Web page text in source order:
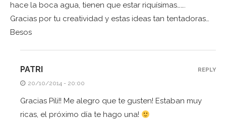
hace la boca agua, tienen que estar riquísimas…….
Gracias por tu creatividad y estas ideas tan tentadoras…
Besos
PATRI
20/10/2014 - 20:00
Gracias Pili!! Me alegro que te gusten! Estaban muy
ricas, el próximo día te hago una!
REPLY